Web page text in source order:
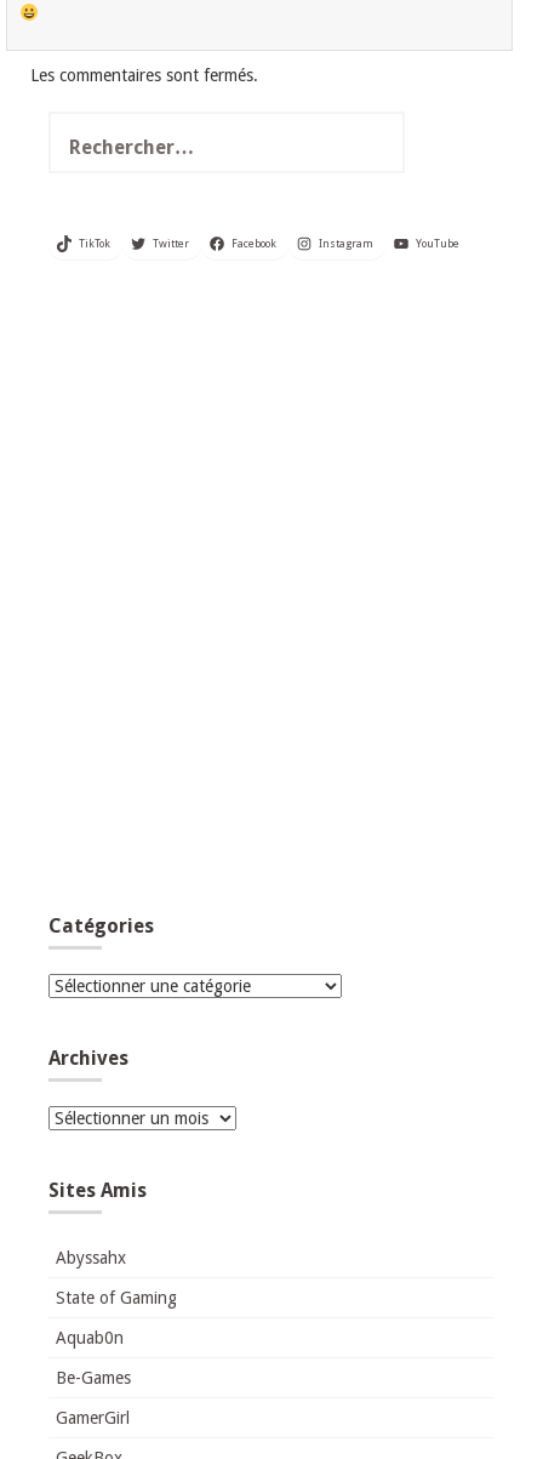
Les commentaires sont fermés.
TikTok Twitter Facebook Instagram YouTube
Catégories
Catégories
Archives
Archives
Sites Amis
Abyssahx
State of Gaming
Aquab0n
Be-Games
GamerGirl